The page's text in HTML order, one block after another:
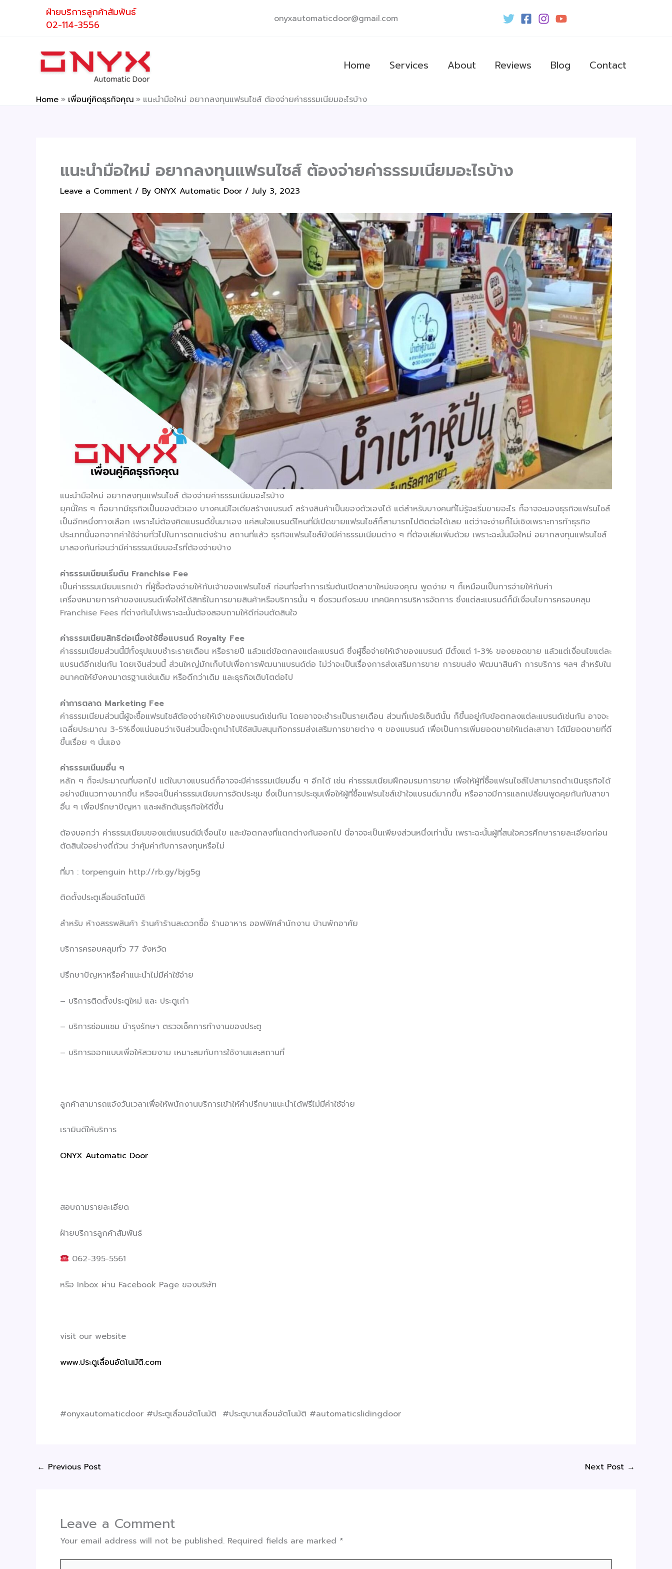
ฝ่ายบริการลูกค้าสัมพันธ์
02-114-3556
onyxautomaticdoor@gmail.com
Home Services About Reviews Blog Contact
Home เพื่อนคู่คิดธุรกิจคุณ แนะนำมือใหม่ อยากลงทุนแฟรนไชส์ ต้องจ่ายค่าธรรมเนียมอะไรบ้าง
แนะนำมือใหม่ อยากลงทุนแฟรนไชส์ ต้องจ่ายค่าธรรมเนียมอะไรบ้าง
Leave a Comment / By ONYX Automatic Door / July 3, 2023
แนะนำมือใหม่ อยากลงทุนแฟรนไชส์ ต้องจ่ายค่าธรรมเนียมอะไรบ้าง
ยุคนี้ใคร ๆ ก็อยากมีธุรกิจเป็นของตัวเอง บางคนมีไอเดียสร้างแบรนด์ สร้างสินค้าเป็นของตัวเองได้ แต่สำหรับบางคนที่ไม่รู้จะเริ่มขายอะไร ก็อาจจะมองธุรกิจแฟรนไชส์
เป็นอีกหนึ่งทางเลือก เพราะไม่ต้องคิดแบรนด์ขึ้นมาเอง แค่สนใจแบรนด์ไหนที่มีเปิดขายแฟรนไชส์ก็สามารถไปติดต่อได้เลย แต่ว่าจะง่ายก็ไม่เชิงเพราะการทำธุรกิจ
ประเภทนี้นอกจากค่าใช้จ่ายทั่วไปในการตกแต่งร้าน สถานที่แล้ว ธุรกิจแฟรนไชส์ยังมีค่าธรรมเนียมต่าง ๆ ที่ต้องเสียเพิ่มด้วย เพราะฉะนั้นมือใหม่ อยากลงทุนแฟรนไชส์
มาลองกันก่อนว่ามีค่าธรรมเนียมอะไรที่ต้องจ่ายบ้าง
ค่าธรรมเนียมเริ่มต้น Franchise Fee
เป็นค่าธรรมเนียมแรกเข้า ที่ผู้ซื้อต้องจ่ายให้กับเจ้าของแฟรนไชส์ ก่อนที่จะทำการเริ่มต้นเปิดสาขาใหม่ของคุณ พูดง่าย ๆ ก็เหมือนเป็นการจ่ายให้กับค่า
เครื่องหมายการค้าของแบรนด์เพื่อให้ได้สิทธิ์ในการขายสินค้าหรือบริการนั้น ๆ ซึ่งรวมถึงระบบ เทคนิคการบริหารจัดการ ซึ่งแต่ละแบรนด์ก็มีเงื่อนไขการครอบคลุม
Franchise Fees ที่ต่างกันไปเพราะฉะนั้นต้องสอบถามให้ดีก่อนตัดสินใจ
ค่าธรรมเนียมสิทธิต่อเนื่องใช้ชื่อแบรนด์ Royalty Fee
ค่าธรรมเนียมส่วนนี้มีทั้งรุปแบบชำระรายเดือน หรือรายปี แล้วแต่ข้อตกลงแต่ละแบรนด์ ซึ่งผู้ซื้อจ่ายให้เจ้าของแบรนด์ มีตั้งแต่ 1-3% ของยอดขาย แล้วแต่เงื่อนไขแต่ละ
แบรนด์อีกเช่นกัน โดยเงินส่วนนี้ ส่วนใหญ่มักเก็บไปเพื่อการพัฒนาแบรนด์ต่อ ไม่ว่าจะเป็นเรื่องการส่งเสริมการขาย การขนส่ง พัฒนาสินค้า การบริการ ฯลฯ สำหรับใน
อนาคตให้ยังคงมาตรฐานเช่นเดิม หรือดีกว่าเดิม และธุรกิจเติบโตต่อไป
ค่าการตลาด Marketing Fee
ค่าธรรมเนียมส่วนนี้ผู้จะซื้อแฟรนไชส์ต้องจ่ายให้เจ้าของแบรนด์เช่นกัน โดยอาจจะชำระเป็นรายเดือน ส่วนกี่เปอร์เซ็นต์นั้น ก็ขึ้นอยู่กับข้อตกลงแต่ละแบรนด์เช่นกัน อาจจะ
เฉลี่ยประมาณ 3-5%ซึ่งแน่นอนว่าเงินส่วนนี้จะถูกนำไปใช้สนับสนุนกิจกรรมส่งเสริมการขายต่าง ๆ ของแบรนด์ เพื่อเป็นการเพิ่มยอดขายให้แต่ละสาขา ได้มียอดขายที่ดี
ขึ้นเรื่อย ๆ นั่นเอง
ค่าธรรมเนีนมอื่น ๆ
หลัก ๆ ก็จะประมาณที่บอกไป แต่ในบางแบรนด์ก็อาจจะมีค่าธรรมเนียมอื่น ๆ อีกได้ เช่น ค่าธรรมเนียมฝึกอมรมการขาย เพื่อให้ผู้ที่ซื้อแฟรนไชส์ไปสามารถดำเนินธุรกิจได้
อย่างมีแนวทางมากขึ้น หรือจะเป็นค่าธรรมเนียมการจัดประชุม ซึ่งเป็นการประชุมเพื่อให้ผู้ที่ซื้อแฟรนไชส์เข้าใจแบรนด์มากขึ้น หรืออาจมีการแลกเปลี่ยนพูดคุยกันกับสาขา
อื่น ๆ เพื่อปรึกษาปัญหา และผลักดันธุรกิจให้ดีขึ้น
ต้องบอกว่า ค่าธรรมเนียมของแต่แบรนด์มีเงื่อนไข และข้อตกลงที่แตกต่างกันออกไป นี่อาจจะเป็นเพียงส่วนหนึ่งเท่านั้น เพราะฉะนั้นผู้ที่สนใจควรศึกษารายละเอียดก่อน
ตัดสินใจอย่างถี่ถ้วน ว่าคุ้มค่ากับการลงทุนหรือไม่
ที่มา : torpenguin http://rb.gy/bjg5g
ติดตั้งประตูเลื่อนอัตโนมัติ
สำหรับ ห้างสรรพสินค้า ร้านค้าร้านสะดวกซื้อ ร้านอาหาร ออฟฟิศสำนักงาน บ้านพักอาศัย
บริการครอบคลุมทั่ว 77 จังหวัด
ปรึกษาปัญหาหรือคำแนะนำไม่มีค่าใช้จ่าย
– บริการติดตั้งประตูใหม่ และ ประตูเก่า
– บริการซ่อมแซม บำรุงรักษา ตรวจเช็คการทำงานของประตู
– บริการออกแบบเพื่อให้สวยงาม เหมาะสมกับการใช้งานและสถานที่
ลูกค้าสามารถแจ้งวันเวลาเพื่อให้พนักงานบริการเข้าให้คำปรึกษาแนะนำได้ฟรีไม่มีค่าใช้จ่าย
เรายินดีให้บริการ
ONYX Automatic Door
สอบถามรายละเอียด
ฝ่ายบริการลูกค้าสัมพันธ์
062-395-5561
หรือ Inbox ผ่าน Facebook Page ของบริษัท
visit our website
www.ประตูเลื่อนอัตโนมัติ.com
#onyxautomaticdoor #ประตูเลื่อนอัตโนมัติ #ประตูบานเลื่อนอัตโนมัติ #automaticslidingdoor
← Previous Post Next Post →
Leave a Comment
Your email address will not be published. Required fields are marked *